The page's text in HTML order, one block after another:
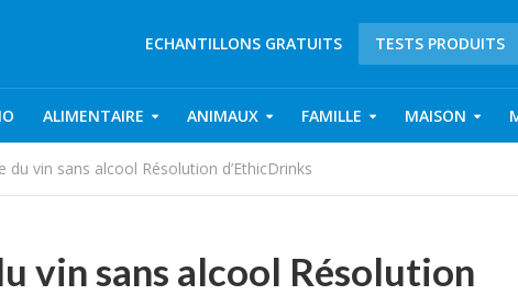
ECHANTILLONS GRATUITS TESTS PRODUITS
ALIMENTAIRE ANIMAUX FAMILLE MAISON
vin sans alcool Résolution d’EthicDrinks
vin sans alcool Résolution